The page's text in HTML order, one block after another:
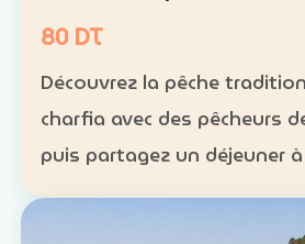
80 DT
Découvrez la pêche
charfia avec des pêcheurs
puis partagez un déjeuner
poisson. Expérience : sortie en mer et
découverte d’une